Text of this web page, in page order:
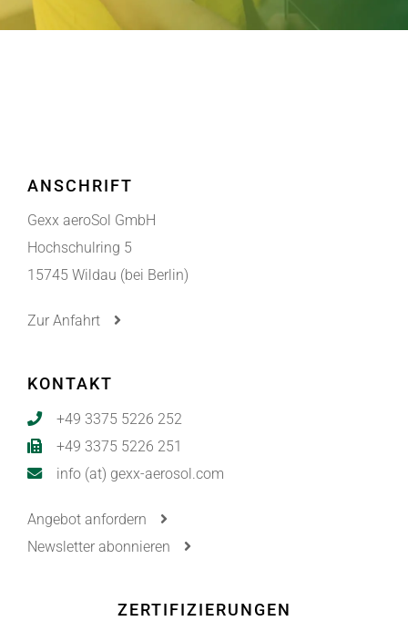
ANSCHRIFT
Gexx aeroSol GmbH
Hochschulring 5
15745 Wildau (bei Berlin)
Zur Anfahrt
KONTAKT
+49 3375 5226 252
+49 3375 5226 251
info (at) gexx-aerosol.com
Angebot anfordern
Newsletter abonnieren
ZERTIFIZIERUNGEN